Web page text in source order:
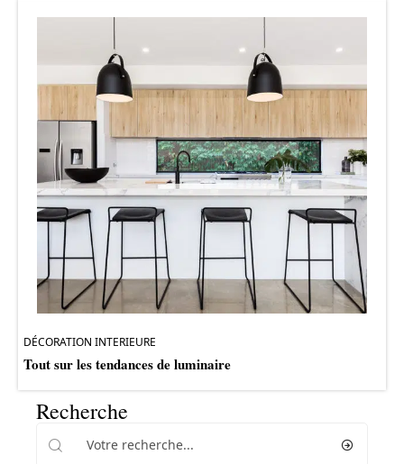
DÉCORATION INTERIEURE
Tout sur les tendances de luminaire
Recherche